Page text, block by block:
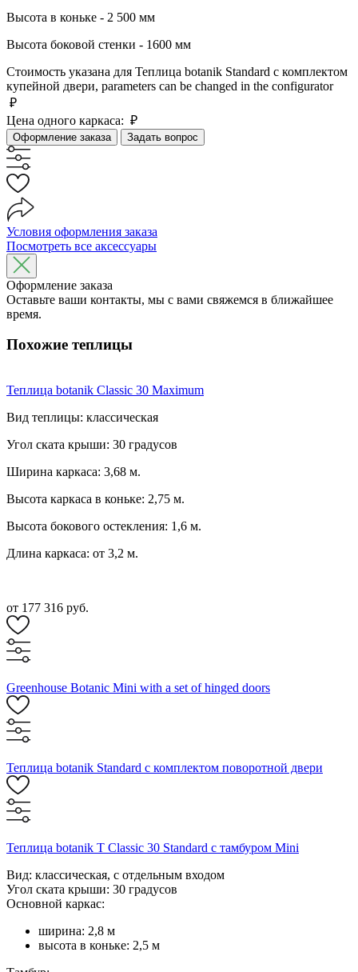
Высота в коньке - 2 500 мм
Высота боковой стенки - 1600 мм
Стоимость указана для Теплица botanik Standard с комплектом
купейной двери, parameters can be changed in the configurator
₽
Цена одного каркаса: ₽
Оформление заказа Задать вопрос
Условия оформления заказа
Посмотреть все аксессуары
Оформление заказа
Оставьте ваши контакты, мы с вами свяжемся в ближайшее
время.
Похожие теплицы
Теплица botanik Classic 30 Maximum
Вид теплицы: классическая
Угол ската крыши: 30 градусов
Ширина каркаса: 3,68 м.
Высота каркаса в коньке: 2,75 м.
Высота бокового остекления: 1,6 м.
Длина каркаса: от 3,2 м.
от 177 316 руб.
Greenhouse Botanic Mini with a set of hinged doors
Теплица botanik Standard с комплектом поворотной двери
Теплица botanik T Classic 30 Standard с тамбуром Mini
Вид: классическая, с отдельным входом
Угол ската крыши: 30 градусов
Основной каркас:
ширина: 2,8 м
высота в коньке: 2,5 м